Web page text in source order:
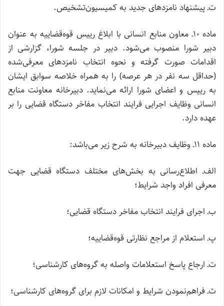
ت‌ـ پیشنهاد نامزدهای جدید به کمیسیون‌تشخیص.
ماده ۱۰‌ـ معاون منابع انسانی با ابلاغ رییس قوه‌قضاییه به عنوان
دبیر شورا منصوب می‌شود. دبیر در جلسه شورا، گزارشی از
اقدامات صورت گرفته و نحوه انتخاب نامزدهای معرفی‌شده
(حداقل سه نفر در هر عرصه) را به همراه خلاصه سوابق ایشان
به رییس و اعضای شورا ارائه می‌نماید. دبیرخانه معاونت منابع
انسانی وظایف اجرایی فرایند انتخاب مفاخر دستگاه قضایی را بر
عهده دارد.
ماده ۱۱‌ـ وظایف دبیرخانه به شرح زیر می‌باشد:
الف‌ـ اطلاع‌رسانی به بخش‌های مختلف دستگاه قضایی جهت
معرفی افراد واجد شرایط؛
ب‌ـ اجرای فرایند انتخاب مفاخر دستگاه قضایی؛
پ‌ـ استعلام از مراجع نظارتی قوه‌قضاییه؛
ت‌ـ ارجاع پاسخ استعلامات واصله به گروه‌های کارشناسی؛
ث‌ـ فراهم‌نمودن شرایط و امکانات لازم برای گروه‌های کارشناسی؛